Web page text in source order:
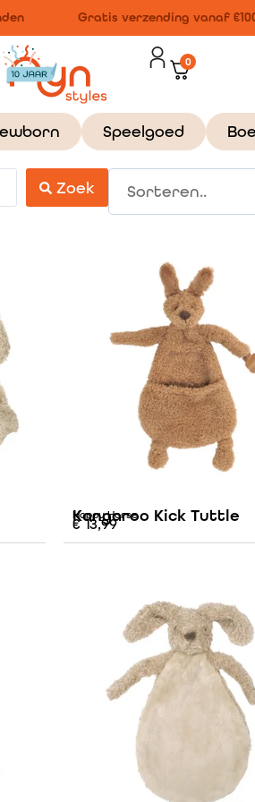
Gratis verzending vanaf €100,-
0
Speelgoed
Zoek
Happy Horse
Kangaroo Kick Tuttle
€13,99